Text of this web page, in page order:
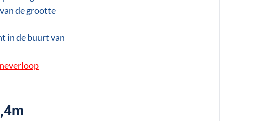
de grootte
in de buurt van